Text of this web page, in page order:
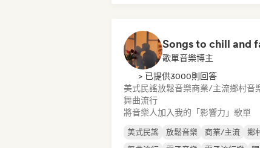
歌單音樂博主
> 已提供3000則回答
美式民謠放鬆音樂商業/主流鄉村音
舞曲流行
將音樂人加入我的「影響力」歌單
美式民謠 放鬆音樂 商業/主流
鄉